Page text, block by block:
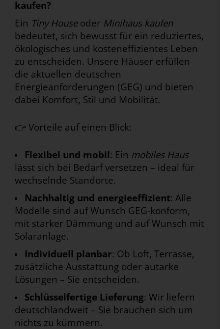
kaufen?
Ein Tiny Houseoder Minihaus kaufen
bedeutet, sich bewusst für ein reduziertes,
ökologisches und kosteneffizientes Leben
zu entscheiden. Unsere Häuser erfüllen
die aktuellen deutschen
Energieanforderungen (GEG) und bieten
dabei Komfort, Stil und Mobilität.
👉 Vorteile auf einen Blick:
Flexibel und mobil: Ein mobiles Haus
lässt sich bei Bedarf versetzen – ideal für
wechselnde Standorte.
Nachhaltig und energieeffizient: Alle
Modelle sind auf Wunsch GEG-konform,
mit starker Dämmung und auf Wunsch mit
Solaranlage.
Individuell planbar: Ob Loft, Terrasse,
zusätzliche Ausstattung oder autarke
Lösungen – Sie entscheiden.
Schlüsselfertige Lieferung: Wir liefern
deutschlandweit – Sie brauchen sich um
nichts zu kümmern.